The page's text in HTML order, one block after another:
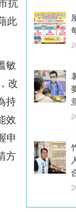
抗
此
敏
改
持
效
申
方